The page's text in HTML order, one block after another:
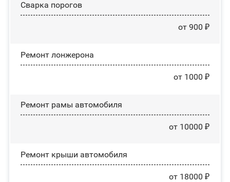
Сварка порогов
от 900 ₽
Ремонт лонжерона
от 1000 ₽
Ремонт рамы автомобиля
от 10000 ₽
Ремонт крыши автомобиля
от 18000 ₽